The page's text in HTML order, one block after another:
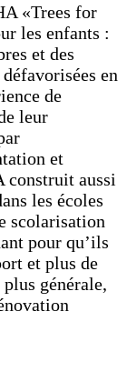
«Trees for
les enfants :
et des
en
de
leur
et
construit aussi
les écoles
scolarisation
pour qu’ils
et plus de
générale,